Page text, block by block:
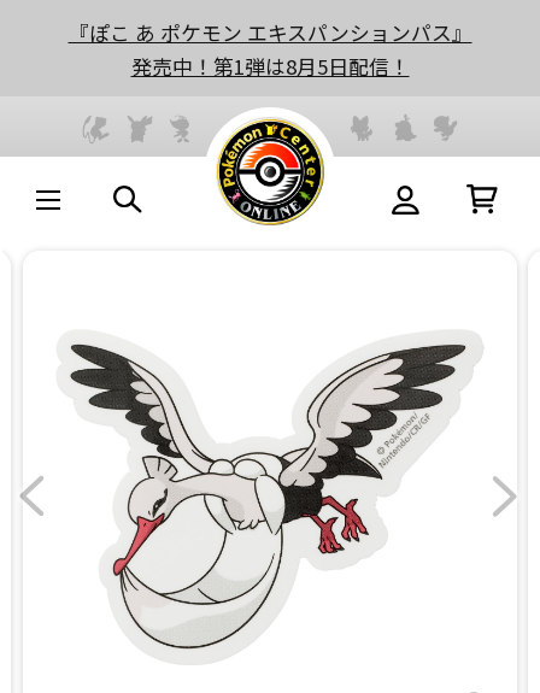
『ぽこ あ ポケモン エキスパンションパス』
発売中！第1弾は8月5日配信！